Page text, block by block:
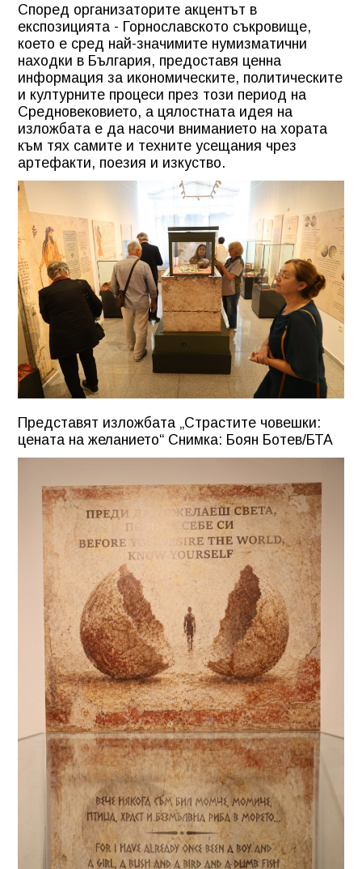
Според организаторите акцентът в
експозицията - Горнославското съкровище,
което е сред най-значимите нумизматични
находки в България, предоставя ценна
информация за икономическите, политическите
и културните процеси през този период на
Средновековието, а цялостната идея на
изложбата е да насочи вниманието на хората
към тях самите и техните усещания чрез
артефакти, поезия и изкуство.
Представят изложбата „Страстите човешки:
цената на желанието“ Снимка: Боян Ботев/БТА